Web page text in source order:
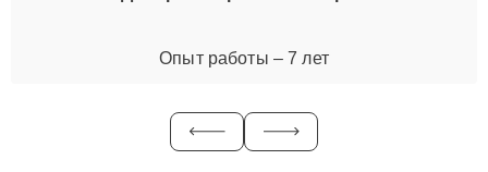
Опыт работы – 7 лет